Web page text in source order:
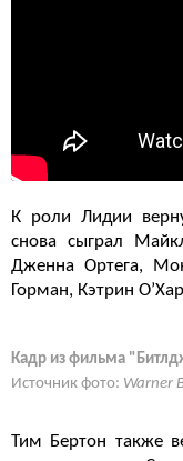
К роли Лидии
снова сыграл
Дженна Ортега,
Горман, Кэтрин
Кадр из фильма
Источник фото: Warner
Тим Бертон также